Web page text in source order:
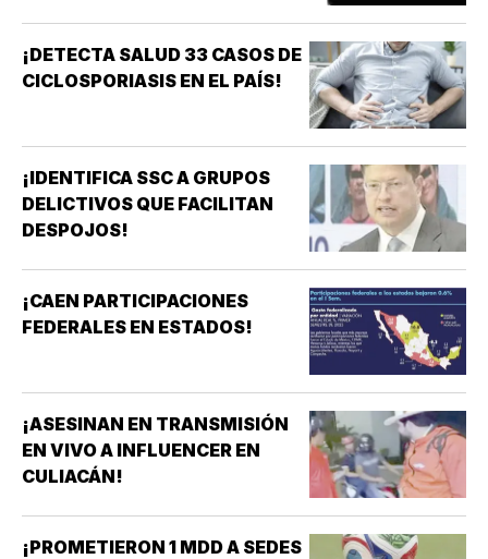
¡DETECTA SALUD 33 CASOS DE
CICLOSPORIASIS EN EL PAÍS!
¡IDENTIFICA SSC A GRUPOS
DELICTIVOS QUE FACILITAN
DESPOJOS!
¡CAEN PARTICIPACIONES
FEDERALES EN ESTADOS!
¡ASESINAN EN TRANSMISIÓN
EN VIVO A INFLUENCER EN
CULIACÁN!
¡PROMETIERON 1 MDD A SEDES